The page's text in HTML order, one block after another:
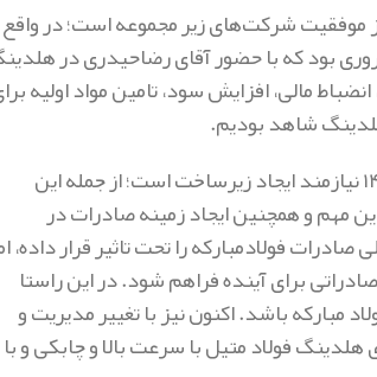
موفقیت شرکت‌های زیر مجموعه است؛ در واقع
بود که با حضور آقای رضاحیدری در
مالی، افزایش سود، تامین مواد اولیه
شاهد بودیم.
مدیرعامل شرکت فولاد مبارکه تکمیل کرد: تحقق افق تولید ۵۵ میلیون تنی در سال ۱۴۰۴ نیازمند ایجاد زیرساخت‌ است؛ از جمله این
مهم و همچنین ایجاد زمینه صادرات در
فولادمبارکه را تحت تاثیر قرار داده،
برای آینده فراهم شود. در این راستا
مبارکه باشد. اکنون نیز با تغییر مدیریت و
فولاد متیل با سرعت بالا و چابکی و با